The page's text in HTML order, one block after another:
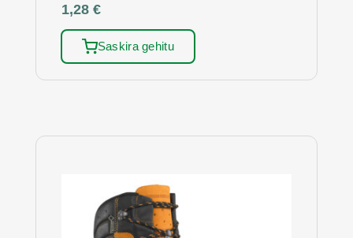
1,28 €
Saskira gehitu